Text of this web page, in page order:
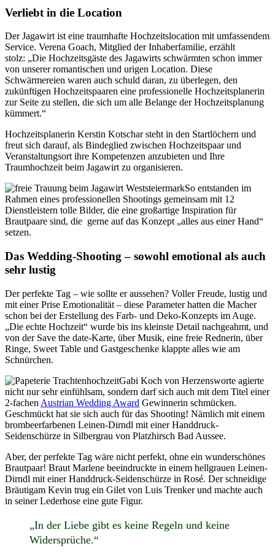
Verliebt in die Location
Der Jagawirt ist eine traumhafte Hochzeitslocation mit umfassendem
Service. Verena Goach, Mitglied der Inhaberfamilie, erzählt
stolz: „Die Hochzeitsgäste des Jagawirts schwärmten schon immer
von unserer romantischen und urigen Location. Diese
Schwärmereien waren auch schuld daran, zu überlegen, den
zukünftigen Hochzeitspaaren eine professionelle Hochzeitsplanerin
zur Seite zu stellen, die sich um alle Belange der Hochzeitsplanung
kümmert.“
Hochzeitsplanerin Kerstin Kotschar steht in den Startlöchern und
freut sich darauf, als Bindeglied zwischen Hochzeitspaar und
Veranstaltungsort ihre Kompetenzen anzubieten und Ihre
Traumhochzeit beim Jagawirt zu organisieren.
So entstanden im
Rahmen eines professionellen Shootings gemeinsam mit 12
Dienstleistern tolle Bilder, die eine großartige Inspiration für
Brautpaare sind, die gerne auf das Konzept „alles aus einer Hand“
setzen.
Das Wedding-Shooting – sowohl emotional als auch
sehr lustig
Der perfekte Tag – wie sollte er aussehen? Voller Freude, lustig und
mit einer Prise Emotionalität – diese Parameter hatten die Macher
schon bei der Erstellung des Farb- und Deko-Konzepts im Auge.
„Die echte Hochzeit“ wurde bis ins kleinste Detail nachgeahmt, und
von der Save the date-Karte, über Musik, eine freie Rednerin, über
Ringe, Sweet Table und Gastgeschenke klappte alles wie am
Schnürchen.
Gabi Koch von Herzensworte agierte
nicht nur sehr einfühlsam, sondern darf sich auch mit dem Titel einer
2-fachen Austrian Wedding Award Gewinnerin schmücken.
Geschmückt hat sie sich auch für das Shooting! Nämlich mit einem
brombeerfarbenen Leinen-Dirndl mit einer Handdruck-
Seidenschürze in Silbergrau von Platzhirsch Bad Aussee.
Aber, der perfekte Tag wäre nicht perfekt, ohne ein wunderschönes
Brautpaar! Braut Marlene beeindruckte in einem hellgrauen Leinen-
Dirndl mit einer Handdruck-Seidenschürze in Rosé. Der schneidige
Bräutigam Kevin trug ein Gilet von Luis Trenker und machte auch
in seiner Lederhose eine gute Figur.
„In der Liebe gibt es keine Regeln und keine
Widersprüche.“